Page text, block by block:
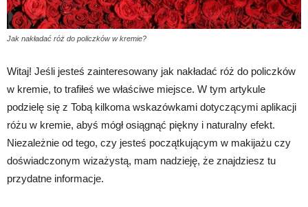
Jak nakładać róż do policzków w kremie?
Witaj! Jeśli jesteś zainteresowany jak nakładać róż do policzków
w kremie, to trafiłeś we właściwe miejsce. W tym artykule
podzielę się z Tobą kilkoma wskazówkami dotyczącymi aplikacji
różu w kremie, abyś mógł osiągnąć piękny i naturalny efekt.
Niezależnie od tego, czy jesteś początkującym w makijażu czy
doświadczonym wizażystą, mam nadzieję, że znajdziesz tu
przydatne informacje.